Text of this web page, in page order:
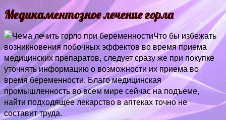
Медикаментозное лечение горла
Что бы избежать
возникновения побочных эффектов во время приема
медицинских препаратов, следует сразу же при покупке
уточнять информацию о возможности их приема во
время беременности. Благо медицинская
промышленность во всем мире сейчас на подъеме,
найти подходящее лекарство в аптеках точно не
составит труда.